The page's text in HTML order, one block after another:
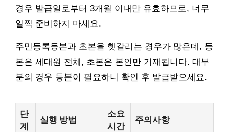
경우 발급일로부터 3개월 이내만 유효하므로, 너무
일찍 준비하지 마세요.
주민등록등본과 초본을 헷갈리는 경우가 많은데, 등
본은 세대원 전체, 초본은 본인만 기재됩니다. 대부
분의 경우 등본이 필요하니 확인 후 발급받으세요.
단
계
실행 방법
소요
시간
주의사항